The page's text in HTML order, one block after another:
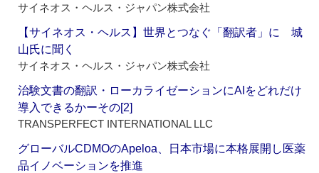
サイネオス・ヘルス・ジャパン株式会社
【サイネオス・ヘルス】世界とつなぐ「翻訳者」に 城
山氏に聞く
サイネオス・ヘルス・ジャパン株式会社
治験文書の翻訳・ローカライゼーションにAIをどれだけ
導入できるかーその[2]
TRANSPERFECT INTERNATIONAL LLC
グローバルCDMOのApeloa、日本市場に本格展開し医薬
品イノベーションを推進